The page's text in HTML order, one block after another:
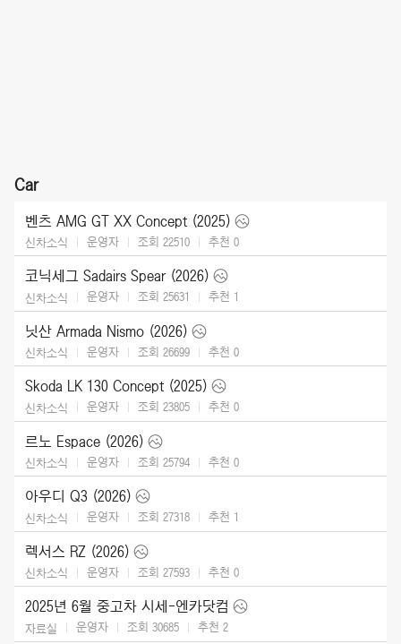
Car
벤츠 AMG GT XX Concept (2025)
신차소식 운영자 조회 22510 추천 0
코닉세그 Sadairs Spear (2026)
신차소식 운영자 조회 25631 추천 1
닛산 Armada Nismo (2026)
신차소식 운영자 조회 26699 추천 0
Skoda LK 130 Concept (2025)
신차소식 운영자 조회 23805 추천 0
르노 Espace (2026)
신차소식 운영자 조회 25794 추천 0
아우디 Q3 (2026)
신차소식 운영자 조회 27318 추천 1
렉서스 RZ (2026)
신차소식 운영자 조회 27593 추천 0
2025년 6월 중고차 시세-엔카닷컴
자료실 운영자 조회 30685 추천 2